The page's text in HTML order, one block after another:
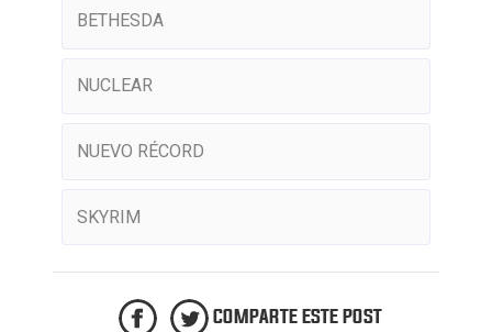
BETHESDA
NUCLEAR
NUEVO RÉCORD
SKYRIM
COMPARTE ESTE POST